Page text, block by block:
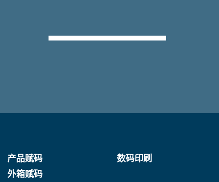
产品赋码
外箱赋码
数码印刷